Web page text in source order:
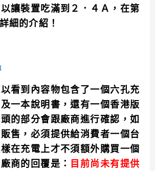
讓裝置吃滿到２．４Ａ，在第
細的介紹！
看到內容物包含了一個六孔充
一本說明書，還有一個香港版
的部分會跟廠商進行確認，如
售，必須提供給消費者一個台
在充電上才不須額外購買一個
商的回覆是：
目前尚未有提供